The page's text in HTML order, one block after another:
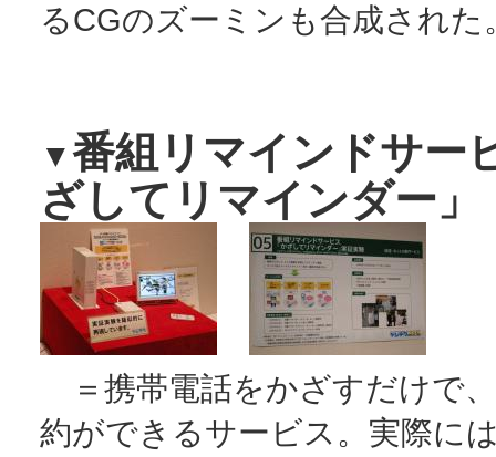
るCGのズーミンも合成された
▼番組リマインドサー
ざしてリマインダー」
＝携帯電話をかざすだけで
約ができるサービス。実際に